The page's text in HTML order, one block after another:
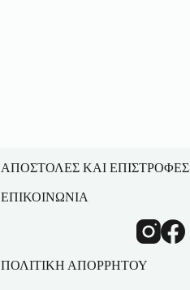
ΑΠΟΣΤΟΛΕΣ ΚΑΙ ΕΠΙΣΤΡΟΦΕΣ
ΕΠΙΚΟΙΝΩΝΙΑ
ΠΟΛΙΤΙΚΗ ΑΠΟΡΡΗΤΟΥ